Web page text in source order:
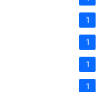
1
1
1
1